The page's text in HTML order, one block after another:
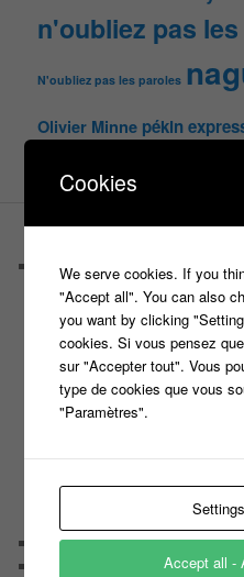
n'oubliez pas
N'oubliez pas les paroles
Olivier Minne pékin
Castings
C’est quoi un casteur ?
C’est quoi un directeur de
Harry
Motus
Slam
C’est quoi un casting ?
Tout le monde veut
Chaine Youtube
Cookies
We serve cookies. If you
"Accept all". You can also
you want by clicking
cookies. Si vous pensez
sur "Accepter tout". Vous
type de cookies que vous
"Paramètres".
Accept all -